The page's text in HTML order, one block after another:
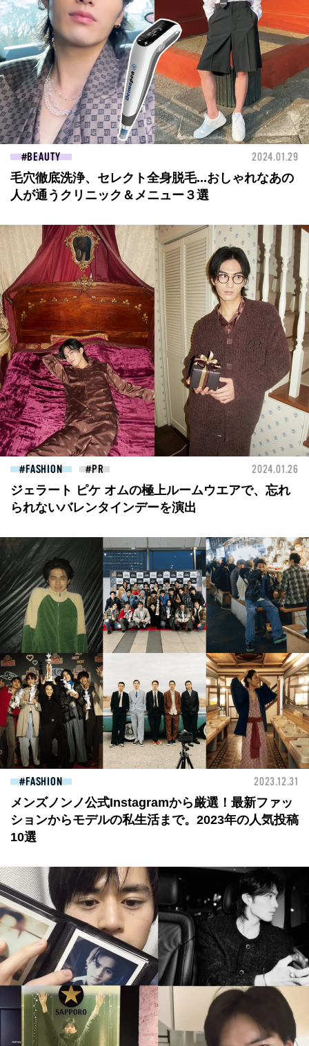
BEAUTY 2024.01.29
毛穴徹底洗浄、セレクト全身脱毛...おしゃれなあの
人が通うクリニック＆メニュー３選
FASHION 2024.01.26
ジェラート ピケ オムの極上ルームウエアで、忘れ
られないバレンタインデーを演出
FASHION 2023.12.31
メンズノンノ公式Instagramから厳選！最新ファッ
ションからモデルの私生活まで。2023年の人気投稿
10選